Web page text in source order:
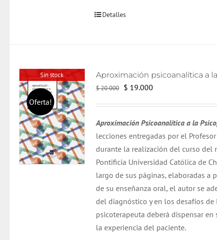
Detalles
Sin stock
Oferta!
$20.000 El
era:
$ 20.000.
$ 19.000El
es:
$ 19.000.
Aproximación Psicoanalítica a la
lecciones entregadas por el
durante la realización del curso del
Pontificia Universidad Católica de
largo de sus páginas, elaboradas a
de su enseñanza oral, el autor se
del diagnóstico y en los desafíos
psicoterapeuta deberá dispensar
la experiencia del paciente.